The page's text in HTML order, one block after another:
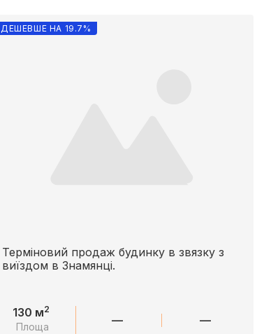
ДЕШЕВШЕ НА 19.7%
Терміновий продаж будинку в звязку з
виїздом в Знамянці.
130 м2
Площа — —